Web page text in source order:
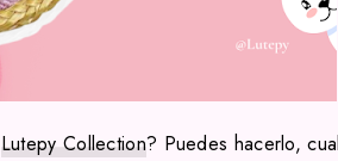
Lutepy Collection? Puedes hacerlo,